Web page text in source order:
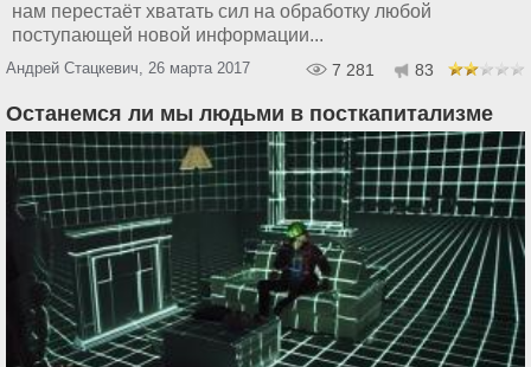
нам перестаёт хватать сил на обработку любой
поступающей новой информации...
Андрей Стацкевич, 26 марта 2017 7 281 83
Останемся ли мы людьми в посткапитализме